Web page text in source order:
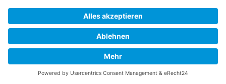
E-Mail: info@dielinke-mtk.de
2026 - DIE LINKE. Main-Taunus Kreis
Schließen